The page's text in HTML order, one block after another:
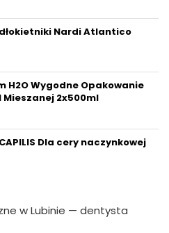
Nardi Atlantico
H2O Wygodne Opakowanie
Mieszanej 2x500ml
Dla cery naczynkowej
w Lubinie — dentysta